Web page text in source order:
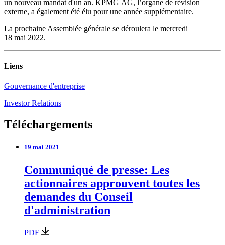
un nouveau mandat d'un an. KPMG AG, l’organe de révision
externe, a également été élu pour une année supplémentaire.
La prochaine Assemblée générale se déroulera le mercredi
18 mai 2022.
Liens
Gouvernance d'entreprise
Investor Relations
Téléchargements
19 mai 2021
Communiqué de presse: Les
actionnaires approuvent toutes les
demandes du Conseil
d'administration
PDF